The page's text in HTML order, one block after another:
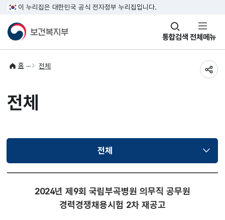
이 누리집은 대한민국 공식 전자정부 누리집입니다.
통합검색
창
열기 전체메뉴
홈 전체
전체
전체선택됨
2024년 제9회 국립부곡병원 의무직 공무원
경력경쟁채용시험 2차 재공고